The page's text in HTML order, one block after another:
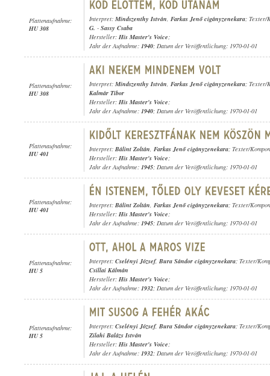
Plattenaufnahme:
HU 308
Interpret: Mindszenthy István, Farkas Jenő cigányzenekara; Texter/
G. - Sassy Csaba
Hersteller: His Master's Voice;
Jahr der Aufnahme: 1940; Datum der Veröffentlichung: 1970-01-01
Plattenaufnahme:
HU 308
Interpret: Mindszenthy István, Farkas Jenő cigányzenekara; Texter/
Kalmár Tibor
Hersteller: His Master's Voice;
Jahr der Aufnahme: 1940; Datum der Veröffentlichung: 1970-01-01
Plattenaufnahme:
HU 401
Interpret: Bálint Zoltán, Farkas Jenő cigányzenekara; Texter/
Hersteller: His Master's Voice;
Jahr der Aufnahme: 1945; Datum der Veröffentlichung: 1970-01-01
Plattenaufnahme:
HU 401
Interpret: Bálint Zoltán, Farkas Jenő cigányzenekara; Texter/
Hersteller: His Master's Voice;
Jahr der Aufnahme: 1945; Datum der Veröffentlichung: 1970-01-01
Plattenaufnahme:
HU 5
Interpret: Cselényi József, Bura Sándor cigányzenekara; Texter/
Csillai Kálmán
Hersteller: His Master's Voice;
Jahr der Aufnahme: 1932; Datum der Veröffentlichung: 1970-01-01
Plattenaufnahme:
HU 5
Interpret: Cselényi József, Bura Sándor cigányzenekara; Texter/
Zilahi Balázs István
Hersteller: His Master's Voice;
Jahr der Aufnahme: 1932; Datum der Veröffentlichung: 1970-01-01